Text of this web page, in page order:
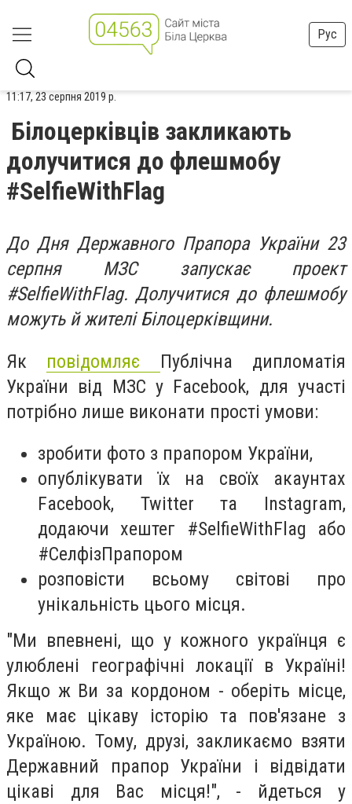
Рус
11:17, 23 серпня 2019 р.
Білоцерківців закликають
долучитися до флешмобу
#SelfieWithFlag
До Дня Державного Прапора України 23
серпня МЗС запускає проект
#SelfieWithFlag. Долучитися до флешмобу
можуть й жителі Білоцерківщини.
Як повідомляє Публічна дипломатія
України від МЗС у Facebook, для участі
потрібно лише виконати прості умови:
зробити фото з прапором України,
опублікувати їх на своїх акаунтах
Facebook, Twitter та Instagram,
додаючи хештег #SelfieWithFlag або
#СелфізПрапором
розповісти всьому світові про
унікальність цього місця.
"Ми впевнені, що у кожного українця є
улюблені географічні локації в Україні!
Якщо ж Ви за кордоном - оберіть місце,
яке має цікаву історію та пов'язане з
Україною. Тому, друзі, закликаємо взяти
Державний прапор України і відвідати
цікаві для Вас місця!", - йдеться у